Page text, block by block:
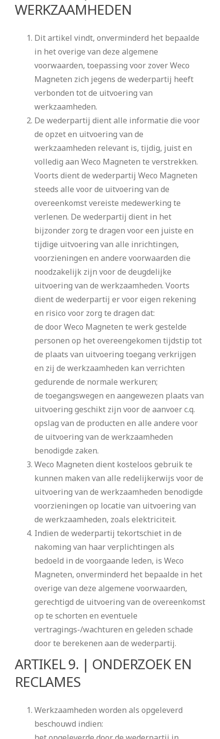
WERKZAAMHEDEN
Dit artikel vindt, onverminderd het bepaalde
in het overige van deze algemene
voorwaarden, toepassing voor zover Weco
Magneten zich jegens de wederpartij heeft
verbonden tot de uitvoering van
werkzaamheden.
De wederpartij dient alle informatie die voor
de opzet en uitvoering van de
werkzaamheden relevant is, tijdig, juist en
volledig aan Weco Magneten te verstrekken.
Voorts dient de wederpartij Weco Magneten
steeds alle voor de uitvoering van de
overeenkomst vereiste medewerking te
verlenen. De wederpartij dient in het
bijzonder zorg te dragen voor een juiste en
tijdige uitvoering van alle inrichtingen,
voorzieningen en andere voorwaarden die
noodzakelijk zijn voor de deugdelijke
uitvoering van de werkzaamheden. Voorts
dient de wederpartij er voor eigen rekening
en risico voor zorg te dragen dat:
de door Weco Magneten te werk gestelde
personen op het overeengekomen tijdstip tot
de plaats van uitvoering toegang verkrijgen
en zij de werkzaamheden kan verrichten
gedurende de normale werkuren;
de toegangswegen en aangewezen plaats van
uitvoering geschikt zijn voor de aanvoer c.q.
opslag van de producten en alle andere voor
de uitvoering van de werkzaamheden
benodigde zaken.
Weco Magneten dient kosteloos gebruik te
kunnen maken van alle redelijkerwijs voor de
uitvoering van de werkzaamheden benodigde
voorzieningen op locatie van uitvoering van
de werkzaamheden, zoals elektriciteit.
Indien de wederpartij tekortschiet in de
nakoming van haar verplichtingen als
bedoeld in de voorgaande leden, is Weco
Magneten, onverminderd het bepaalde in het
overige van deze algemene voorwaarden,
gerechtigd de uitvoering van de overeenkomst
op te schorten en eventuele
vertragings-/wachturen en geleden schade
door te berekenen aan de wederpartij.
ARTIKEL 9. | ONDERZOEK EN
RECLAMES
Werkzaamheden worden als opgeleverd
beschouwd indien: